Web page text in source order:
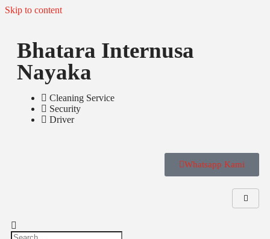
Skip to content
Bhatara Internusa
Nayaka
Cleaning Service
Security
Driver
Whatsapp Kami